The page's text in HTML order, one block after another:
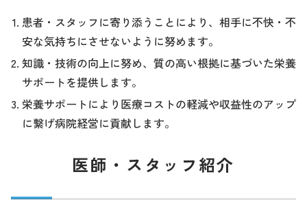
患者・スタッフに寄り添うことにより、相手に不快・不
安な気持ちにさせないように努めます。
知識・技術の向上に努め、質の高い根拠に基づいた栄養
サポートを提供します。
栄養サポートにより医療コストの軽減や収益性のアップ
に繋げ病院経営に貢献します。
医師・スタッフ紹介